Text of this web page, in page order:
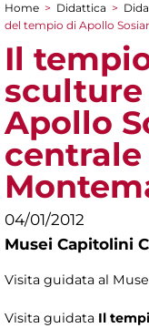
Tu sei qui
Home > Didattica >
del tempio di Apollo
Il
Apollo
04/01/2012
Musei Capitolini
Visita guidata al
Visita guidata Il